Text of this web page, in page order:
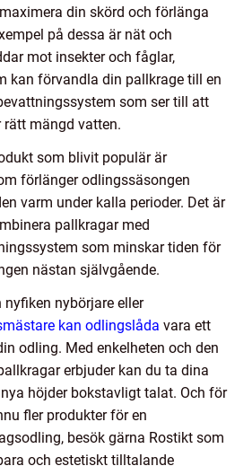
din skörd och förlänga
på dessa är nät och
mot insekter och fåglar,
kan förvandla din pallkrage till en
som ser till att
mängd vatten.
som blivit populär är
förlänger odlingssäsongen
varm under kalla perioder. Det är
pallkragar med
som minskar tiden för
nästan självgående.
nyfiken nybörjare eller
kan odlingslåda vara ett
odling. Med enkelheten och den
erbjuder kan du ta dina
höjder bokstavligt talat. Och för
fler produkter för en
besök gärna Rostikt som
och estetiskt tilltalande